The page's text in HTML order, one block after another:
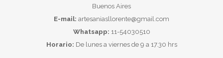
Buenos Aires
E-mail: artesaniasllorente@gmail.com
Whatsapp: 11-54030510
Horario: De lunes a viernes de 9 a 17.30 hrs